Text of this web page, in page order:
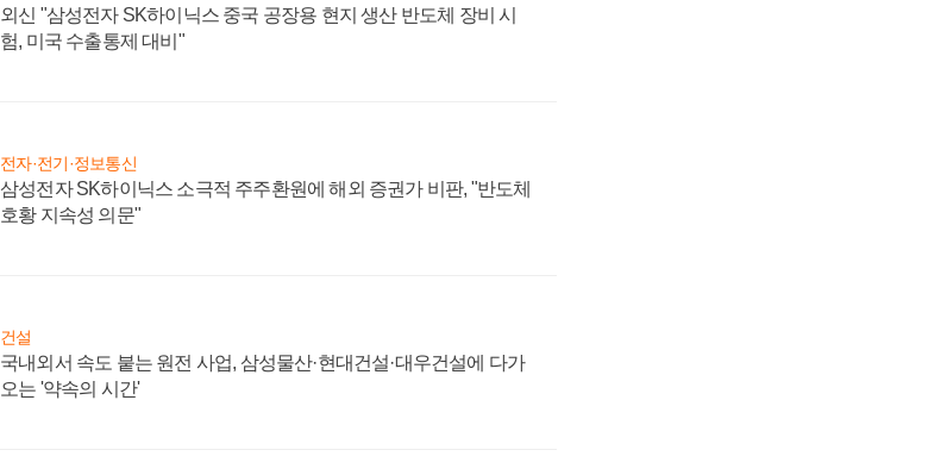
외신 "삼성전자 SK하이닉스 중국 공장용 현지 생산 반도체 장비 시
험, 미국 수출통제 대비"
전자·전기·정보통신
삼성전자 SK하이닉스 소극적 주주환원에 해외 증권가 비판, "반도체
호황 지속성 의문"
건설
국내외서 속도 붙는 원전 사업, 삼성물산·현대건설·대우건설에 다가
오는 '약속의 시간'